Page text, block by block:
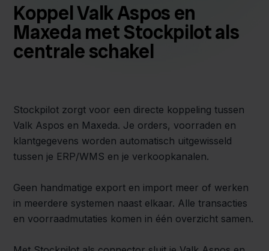
Koppel Valk Aspos en
Maxeda met Stockpilot als
centrale schakel
Stockpilot zorgt voor een directe koppeling tussen
Valk Aspos en Maxeda. Je orders, voorraden en
klantgegevens worden automatisch uitgewisseld
tussen je ERP/WMS en je verkoopkanalen.
Geen handmatige export en import meer of werken
in meerdere systemen naast elkaar. Alle transacties
en voorraadmutaties komen in één overzicht samen.